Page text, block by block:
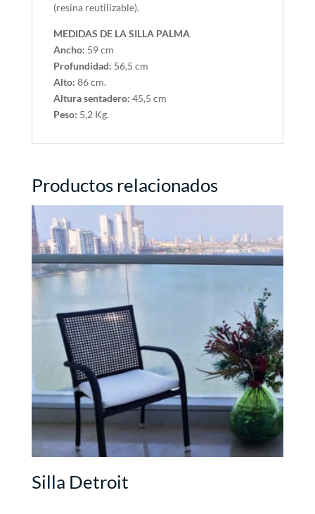
(resina reutilizable).
MEDIDAS DE LA SILLA PALMA
Ancho: 59 cm
Profundidad: 56,5 cm
Alto: 86 cm.
Altura sentadero: 45,5 cm
Peso: 5,2 Kg.
Productos relacionados
Silla Detroit